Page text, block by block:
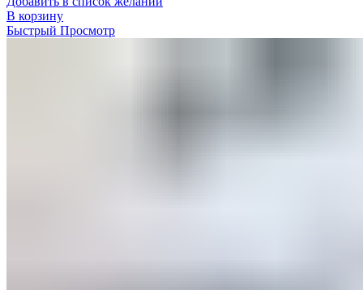
В корзину
Быстрый Просмотр